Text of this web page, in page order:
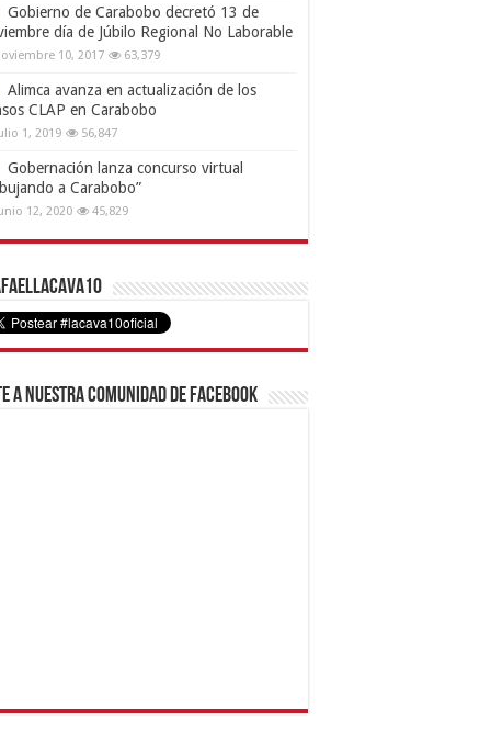
Gobierno de Carabobo decretó 13 de
día de Júbilo Regional No Laborable
10, 2017 63,379
Alimca avanza en actualización de los
CLAP en Carabobo
1, 2019 56,847
Gobernación lanza concurso virtual
a Carabobo”
12, 2020 45,829
a nuestra comunidad de Facebook